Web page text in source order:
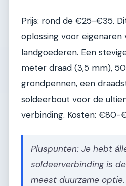
Prijs: rond de €25-€35.
oplossing voor
landgoederen. Een
meter draad (3,5 mm),
grondpennen, een
soldeerbout voor de
verbinding. Kosten: €80-
Pluspunten: Je hebt
soldeerverbinding is
meest duurzame optie.